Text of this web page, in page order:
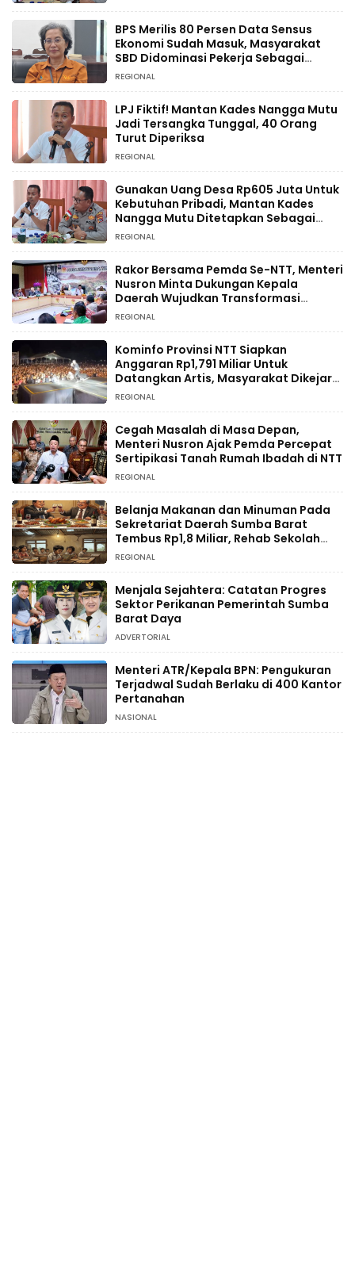
BPS Merilis 80 Persen Data Sensus
Ekonomi Sudah Masuk, Masyarakat
SBD Didominasi Pekerja Sebagai
Petani
REGIONAL
LPJ Fiktif! Mantan Kades Nangga Mutu
Jadi Tersangka Tunggal, 40 Orang
Turut Diperiksa
REGIONAL
Gunakan Uang Desa Rp605 Juta Untuk
Kebutuhan Pribadi, Mantan Kades
Nangga Mutu Ditetapkan Sebagai
Tersangka
REGIONAL
Rakor Bersama Pemda Se-NTT, Menteri
Nusron Minta Dukungan Kepala
Daerah Wujudkan Transformasi
Layanan Pertanahan
REGIONAL
Kominfo Provinsi NTT Siapkan
Anggaran Rp1,791 Miliar Untuk
Datangkan Artis, Masyarakat Dikejar
Pajak
REGIONAL
Cegah Masalah di Masa Depan,
Menteri Nusron Ajak Pemda Percepat
Sertipikasi Tanah Rumah Ibadah di NTT
REGIONAL
Belanja Makanan dan Minuman Pada
Sekretariat Daerah Sumba Barat
Tembus Rp1,8 Miliar, Rehab Sekolah
Hanya Rp234 Juta
REGIONAL
Menjala Sejahtera: Catatan Progres
Sektor Perikanan Pemerintah Sumba
Barat Daya
ADVERTORIAL
Menteri ATR/Kepala BPN: Pengukuran
Terjadwal Sudah Berlaku di 400 Kantor
Pertanahan
NASIONAL